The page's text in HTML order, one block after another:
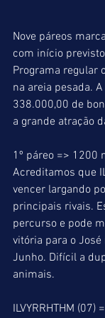
Nove páreos
com início
Programa regular
na areia pesada.
338.000,00 de
a grande atração
1º páreo => 1200
Acreditamos que
vencer largando
principais rivais.
percurso e pode
vitória para o
Junho. Difícil a
animais.
ILVYRRHTHM (07)